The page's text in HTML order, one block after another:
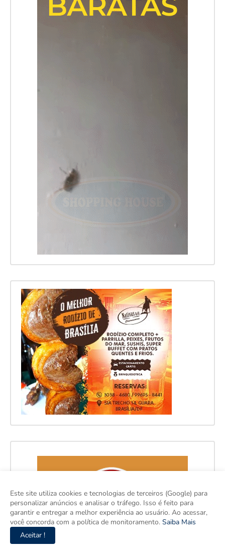
Este site utiliza cookies e tecnologias de terceiros (Google) para
personalizar anúncios e analisar o tráfego. Isso é feito para
garantir e entregar a melhor experiência ao usuário. Ao acessar,
você concorda com a política de monitoramento. Saiba Mais
Aceitar !